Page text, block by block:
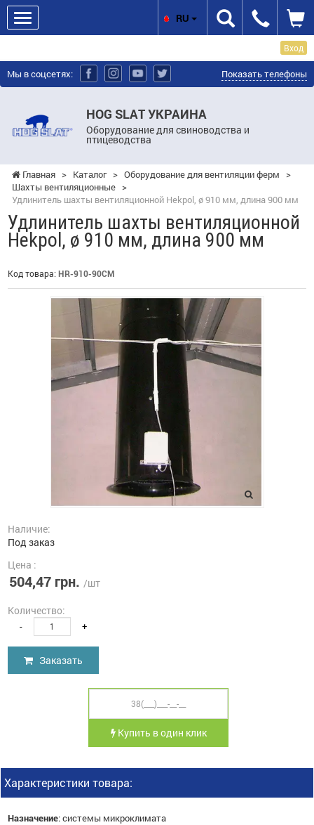
Вход
Мы в соцсетях: Показать телефоны
HOG SLAT УКРАИНА
Оборудование для свиноводства и
птицеводства
RU
Главная > Каталог > Оборудование для вентиляции ферм
>
Шахты вентиляционные >
Удлинитель шахты вентиляционной Hekpol, ø 910 мм, длина 900 мм
Удлинитель шахты вентиляционной
Hekpol, ø 910 мм, длина 900 мм
Код товара: HR-910-90CM
Наличие:
Под заказ
Цена :
504,47 грн. /шт
Количество:
- +
Заказать
Купить в один клик
Характеристики товара:
Назначение:системы микроклимата